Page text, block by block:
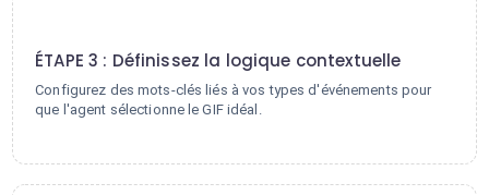
ÉTAPE 3 : Définissez la logique contextuelle
Configurez des mots-clés liés à vos types d'événements pour
que l'agent sélectionne le GIF idéal.